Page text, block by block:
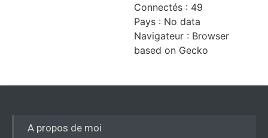
Connectés : 49
Pays : No data
Navigateur : Browser
based on Gecko
A propos de moi